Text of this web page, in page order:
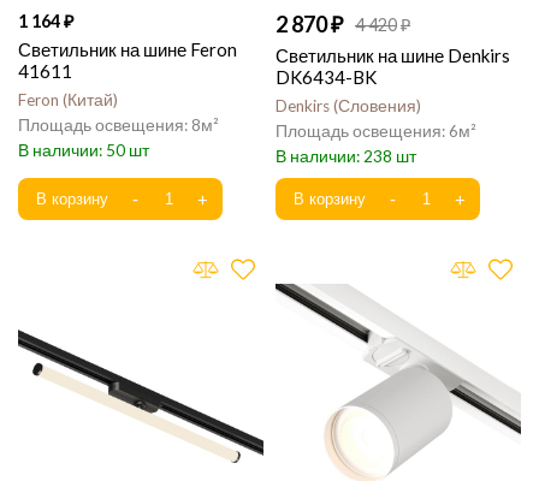
1 164
Светильник на шине Feron
41611
Feron Китай
8
50
2 870 4 420
Светильник на шине Denkirs
DK6434-BK
Denkirs Словения
6
238